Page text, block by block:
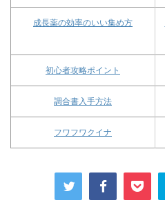
成長薬の効率のいい集め方
初心者攻略ポイント
調合書入手方法
フワフワクイナ